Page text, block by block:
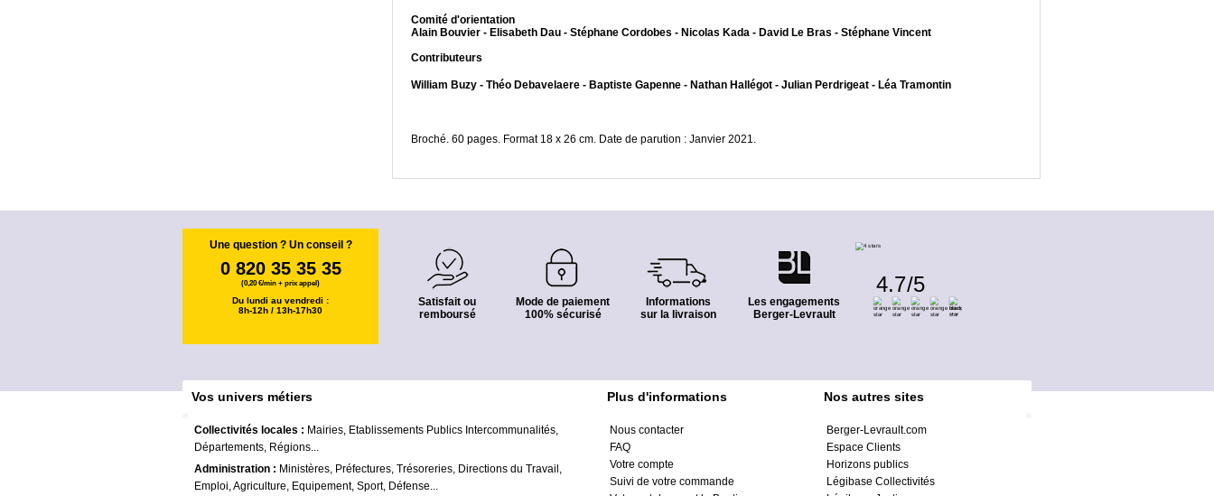
Comité d'orientation
Alain Bouvier - Elisabeth Dau - Stéphane Cordobes - Nicolas Kada - David Le Bras - Stéphane Vincent
Contributeurs
William Buzy - Théo Debavelaere - Baptiste Gapenne - Nathan Hallégot - Julian Perdrigeat - Léa Tramontin
Broché. 60 pages. Format 18 x 26 cm. Date de parution : Janvier 2021.
Une question ? Un conseil ?
0 820 35 35 35
(0,20 €/min + prix appel)
Du lundi au vendredi :
8h-12h / 13h-17h30
Satisfait ou
remboursé
Mode de paiement
100% sécurisé
Informations
sur la livraison
Les engagements
Berger-Levrault
4.7/5
Vos univers métiers
Collectivités locales : Mairies, Etablissements Publics Intercommunalités,
Départements, Régions...
Administration : Ministères, Préfectures, Trésoreries, Directions du Travail,
Emploi, Agriculture, Equipement, Sport, Défense...
Plus d'informations
Nous contacter
FAQ
Votre compte
Suivi de votre commande
Nos autres sites
Berger-Levrault.com
Espace Clients
Horizons publics
Légibase Collectivités